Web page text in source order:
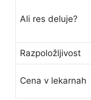
Ali res deluje?
Razpoložljivost
Cena v lekarnah